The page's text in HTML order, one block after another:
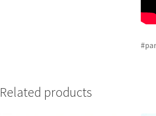
Related products